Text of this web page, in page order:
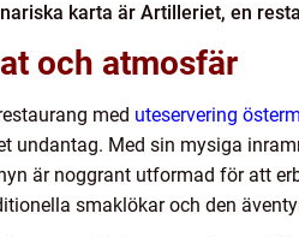
karta är Artilleriet, en
och atmosfär
med uteservering
undantag. Med sin mysiga
är noggrant utformad för att
smaklökar och den